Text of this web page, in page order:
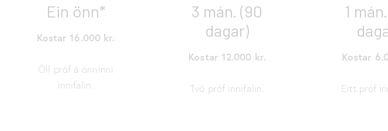
Ein önn*
Kostar 16.000 kr.
Öll próf á önninni
innifalin.
3 mán. (90
dagar)
Kostar 12.000 kr.
Tvö próf innifalin.
1
Kostar
Eitt próf